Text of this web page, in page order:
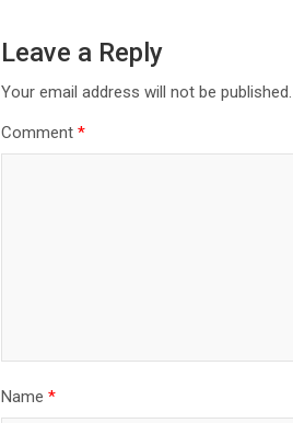
Leave a Reply
Your email address will not be published.
Comment*
Name*